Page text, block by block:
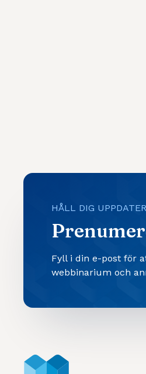
HÅLL DIG
Fyll i din e-post för
webbinarium och